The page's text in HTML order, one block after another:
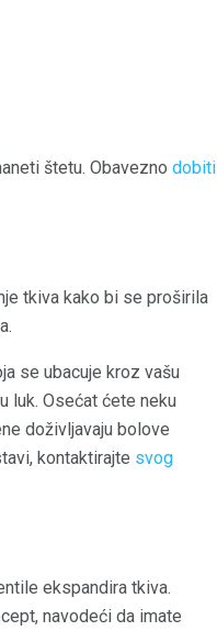
štetu. Obavezno dobiti
tkiva kako bi se proširila
se ubacuje kroz vašu
luk. Osećat ćete neku
doživljavaju bolove
kontaktirajte svog
ekspandira tkiva.
navodeći da imate